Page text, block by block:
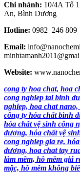
Chi nhánh: 10/4A Tổ
An, Bình Dương
Hotline: 0982 246 809
Email:
Website:
cong ty hoa chat, hoa
cong nghiep tai binh
nghiep, hoa chat
công ty hóa chất bình
hóa chất vệ sinh công
dương, hóa chất vệ
cong nghiep gia re,
dương, hoa chat tay
làm mềm, hồ mềm giá
mặc, hồ mềm không